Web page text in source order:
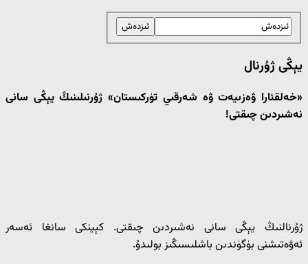
يېڭى ژۇرنال
«خەلقئارا ۋەزىيەت ۋە شەرقىي تۈركىستان» ژۇرنىلىنىڭ يېڭى سانى
نەشىردىن چىقتى!
ژۇرنالنىڭ يېڭى سانى نەشىردىن چىقتى. كېينكى سانغا ئەسەر
ئەۋەتىشنى بۈگۈندىن باشلىسىڭىز بولىدۇ.